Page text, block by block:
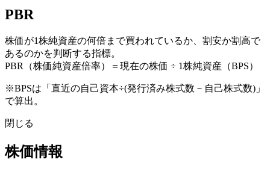
PBR
株価が1株純資産の何倍まで買われているか、割安か割高で
あるのかを判断する指標。
PBR（株価純資産倍率）＝現在の株価 ÷ 1株純資産（BPS）
※BPSは「直近の自己資本÷(発行済み株式数－自己株式数)」
で算出。
閉じる
株価情報